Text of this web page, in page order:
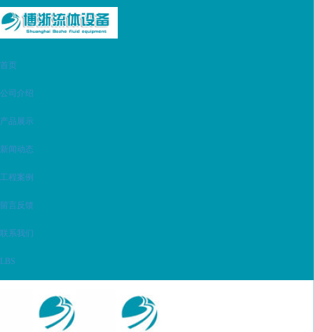
首页
公司介绍
产品展示
新闻动态
工程案例
留言反馈
联系我们
LBS